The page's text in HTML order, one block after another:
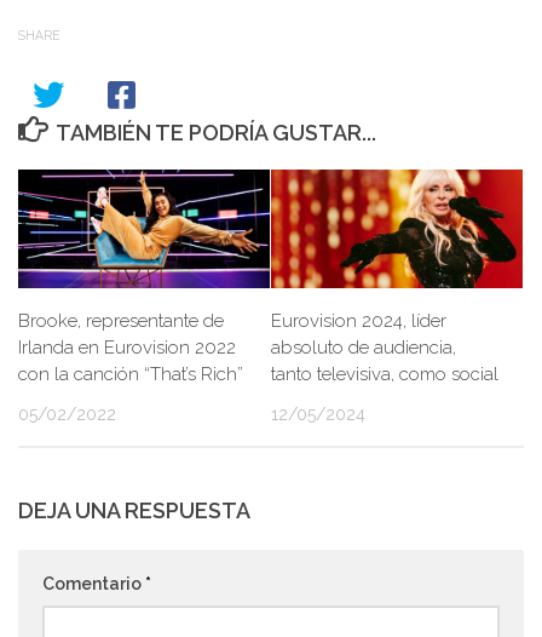
SHARE
TAMBIÉN TE PODRÍA GUSTAR...
Brooke, representante de
Irlanda en Eurovision 2022
con la canción “That’s Rich”
05/02/2022
Eurovision 2024, líder
absoluto de audiencia,
tanto televisiva, como social
12/05/2024
DEJA UNA RESPUESTA
Comentario *